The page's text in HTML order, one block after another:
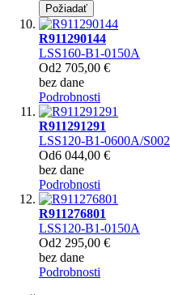
Požiadať
R911290144
LSS160-B1-0150A
Od2 705,00 €
bez dane
Podrobnosti
R911291291
LSS120-B1-0600A/S002
Od6 044,00 €
bez dane
Podrobnosti
R911276801
LSS120-B1-0150A
Od2 295,00 €
bez dane
Podrobnosti